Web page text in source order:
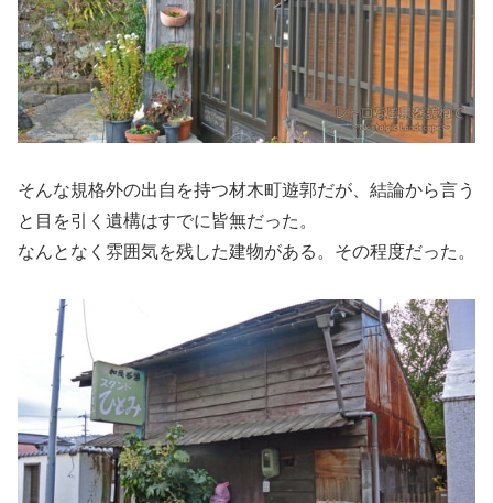
そんな規格外の出自を持つ材木町遊郭だが、結論から言う
と目を引く遺構はすでに皆無だった。
なんとなく雰囲気を残した建物がある。その程度だった。